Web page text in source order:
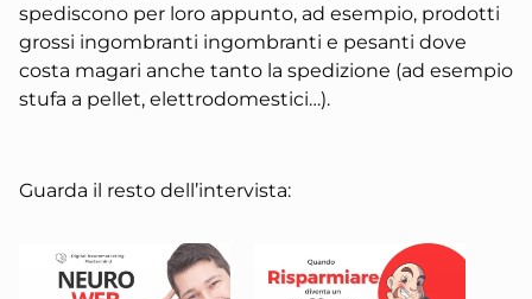
spediscono per loro appunto, ad esempio, prodotti
grossi ingombranti ingombranti e pesanti dove
costa magari anche tanto la spedizione (ad esempio
stufa a pellet, elettrodomestici…).
Guarda il resto dell’intervista: